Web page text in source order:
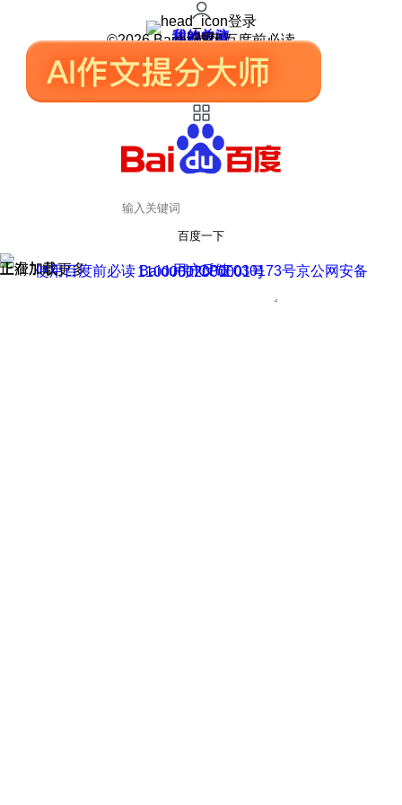
登录
我的关注
我的收藏
皮肤中心
用户反馈
设置
©2026 Baidu 使用百度前必读
百度一下
正在加载
上滑加载更多 用户反馈
使用百度前必读 Baidu 京ICP证030173号
京公网安备11000002000001号